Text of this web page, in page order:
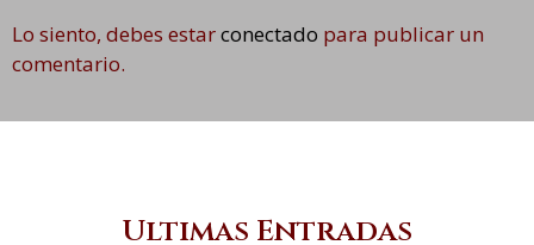
Lo siento, debes estarconectado para publicar un
comentario.
Ultimas Entradas